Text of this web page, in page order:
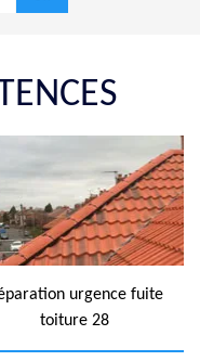
urgence fuite
toiture 28